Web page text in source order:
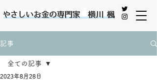
やさしいお金の専門家 横川 楓
記事
全ての記事
2023年8月28日